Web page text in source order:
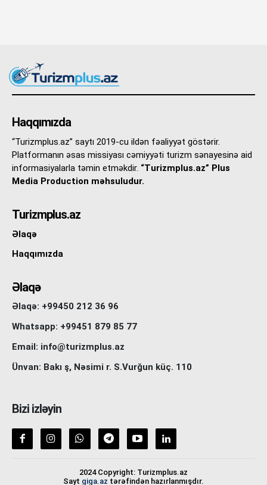
Haqqımızda
“Turizmplus.az” saytı 2019-cu ildən fəaliyyət göstərir.
Platformanın əsas missiyası cəmiyyəti turizm sənayesinə aid
informasiyalarla təmin etməkdir. “Turizmplus.az” Plus
Media Production məhsuludur.
Turizmplus.az
Əlaqə
Haqqımızda
Əlaqə
Əlaqə: +99450 212 36 96
Whatsapp: +99451 879 85 77
Email: info@turizmplus.az
Ünvan: Bakı ş, Nəsimi r. S.Vurğun küç. 110
Bizi izləyin
2024 Copyright: Turizmplus.az
Sayt giga.az tərəfindən hazırlanmışdır.